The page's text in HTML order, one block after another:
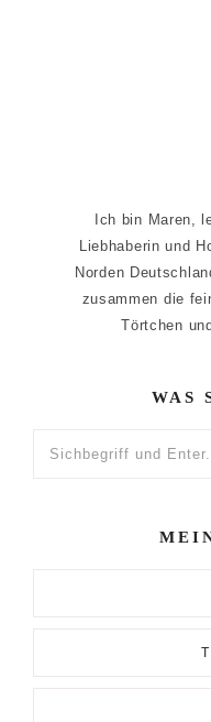
Ich bin Maren,
Liebhaberin und
Norden
zusammen die
Törtchen
WAS